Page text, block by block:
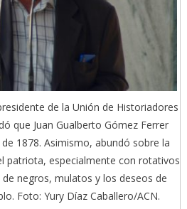
de la Unión de Historiadores
que Juan Gualberto Gómez Ferrer
1878. Asimismo, abundó sobre la
patriota, especialmente con rotativos
negros, mulatos y los deseos de
Foto: Yury Díaz Caballero/ACN.